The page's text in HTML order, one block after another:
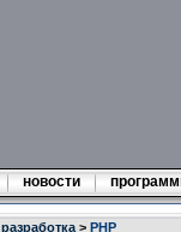
новости
> PHP